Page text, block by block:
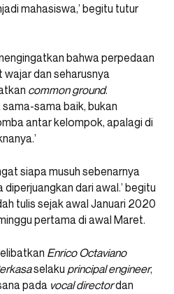
mahasiswa,’ begitu tutur
bahwa perpedaan
wajar dan seharusnya
common ground.
sama baik, bukan
antar kelompok, apalagi di
siapa musuh sebenarnya
dari awal.’ begitu
tulis sejak awal Januari 2020
pertama di awal Maret.
Enrico Octaviano
selaku principal engineer,
pada vocal directordan